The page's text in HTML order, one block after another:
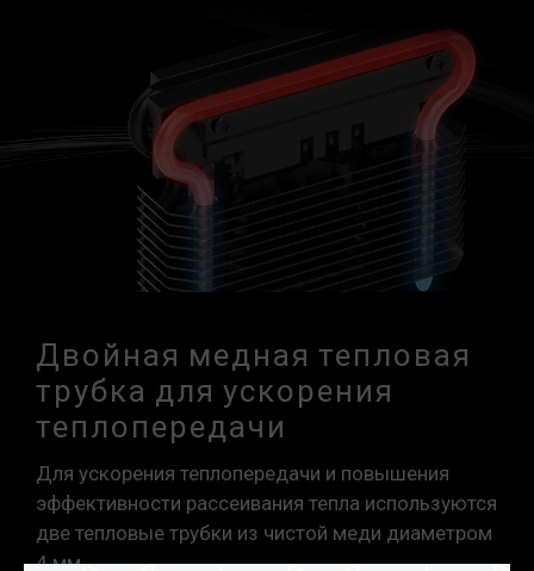
Двойная медная тепловая
трубка для ускорения
теплопередачи
Для ускорения теплопередачи и повышения
эффективности рассеивания тепла используются
две тепловые трубки из чистой меди диаметром
4 мм.